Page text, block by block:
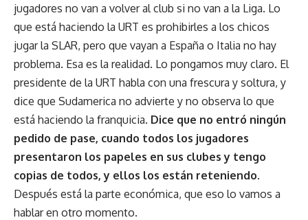
jugadores no van a volver al club si no van a la Liga. Lo
que está haciendo la URT es prohibirles a los chicos
jugar la SLAR, pero que vayan a España o Italia no hay
problema. Esa es la realidad. Lo pongamos muy claro. El
presidente de la URT habla con una frescura y soltura, y
dice que Sudamerica no advierte y no observa lo que
está haciendo la franquicia. Dice que no entró ningún
pedido de pase, cuando todos los jugadores
presentaron los papeles en sus clubes y tengo
copias de todos, y ellos los están reteniendo.
Después está la parte económica, que eso lo vamos a
hablar en otro momento.